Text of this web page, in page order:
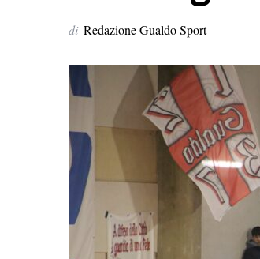
di Redazione Gualdo Sport